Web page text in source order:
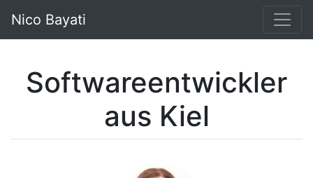
Nico Bayati
Softwareentwickler
aus Kiel